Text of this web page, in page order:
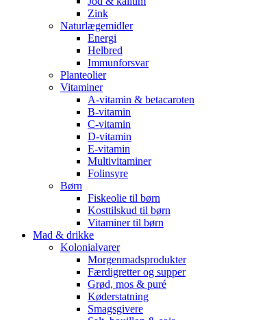
Zink
Naturlægemidler
Energi
Helbred
Immunforsvar
Planteolier
Vitaminer
A-vitamin & betacaroten
B-vitamin
C-vitamin
D-vitamin
E-vitamin
Multivitaminer
Folinsyre
Børn
Fiskeolie til børn
Kosttilskud til børn
Vitaminer til børn
Mad & drikke
Kolonialvarer
Morgenmadsprodukter
Færdigretter og supper
Grød, mos & puré
Køderstatning
Smagsgivere